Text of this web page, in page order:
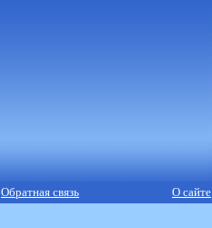
Обратная связь О сайте